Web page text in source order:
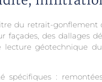
du retrait-
des dallages
géotechnique
: